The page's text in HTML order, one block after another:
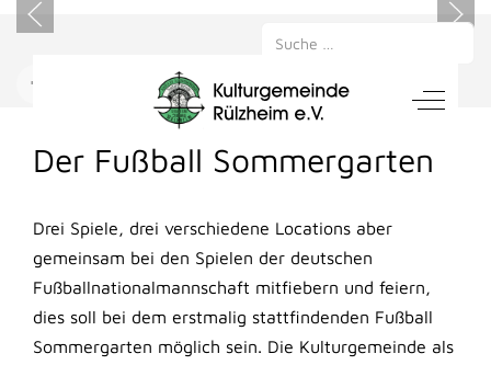
Mobile Menu Toggle Off-
Suchen
Der Fußball Sommergarten
Drei Spiele, drei verschiedene Locations aber
gemeinsam bei den Spielen der deutschen
Fußballnationalmannschaft mitfiebern und feiern,
dies soll bei dem erstmalig stattfindenden Fußball
Sommergarten möglich sein. Die Kulturgemeinde als